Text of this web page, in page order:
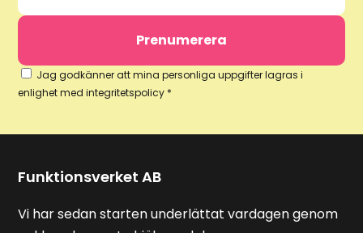
Jag godkänner att mina personliga uppgifter lagras i
enlighet med integritetspolicy *
Funktionsverket AB
Vi har sedan starten underlättat vardagen genom